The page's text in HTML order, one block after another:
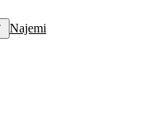
Najemi